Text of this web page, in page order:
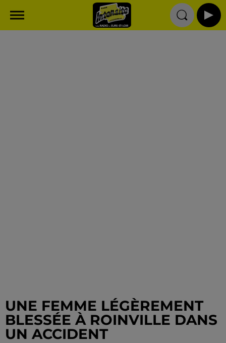
UNE FEMME LÉGÈREMENT
BLESSÉE À ROINVILLE DANS
UN ACCIDENT